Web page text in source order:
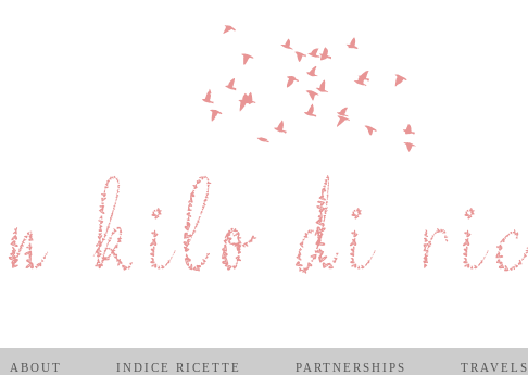
ABOUT INDICE RICETTE PARTNERSHIPS TRAVELS